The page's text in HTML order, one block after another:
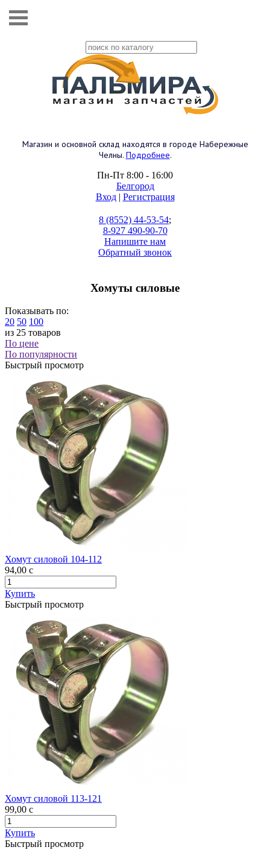
Магазин и основной склад находятся в городе Набережные
Челны. Подробнее.
Пн-Пт 8:00 - 16:00
Белгород
Вход| Регистрация
8 (8552) 44-53-54;
8-927 490-90-70
Напишите нам
Обратный звонок
Хомуты силовые
Показывать по:
20 50 100
из 25 товаров
По цене
По популярности
Быстрый просмотр
Хомут силовой 104-112
94,00 c
Купить
Быстрый просмотр
Хомут силовой 113-121
99,00 c
Купить
Быстрый просмотр